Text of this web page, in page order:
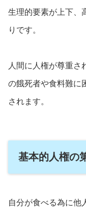
生理的要素が上下、
りです。
人間に人権が尊重さ
の餓死者や食料難に
されます。
基本的人権の
自分が食べる為に他